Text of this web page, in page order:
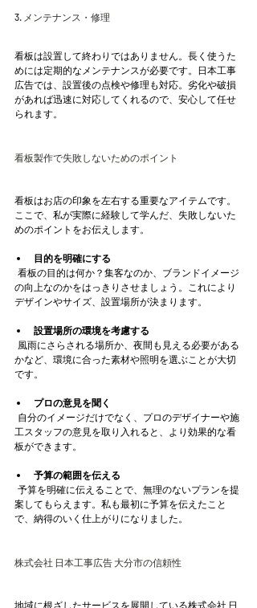
3. メンテナンス・修理
看板は設置して終わりではありません。長く使うた
めには定期的なメンテナンスが必要です。日本工事
広告では、設置後の点検や修理も対応。劣化や破損
があれば迅速に対応してくれるので、安心して任せ
られます。
看板製作で失敗しないためのポイント
看板はお店の印象を左右する重要なアイテムです。
ここで、私が実際に経験して学んだ、失敗しないた
めのポイントをお伝えします。
目的を明確にする
の向上なのかをはっきりさせましょう。これにより
デザインやサイズ、設置場所が決まります。
設置場所の環境を考慮する
かなど、環境に合った素材や照明を選ぶことが大切
です。
プロの意見を聞く
工スタッフの意見を取り入れると、より効果的な看
板ができます。
予算の範囲を伝える
案してもらえます。私も最初に予算を伝えたこと
で、納得のいく仕上がりになりました。
株式会社 日本工事広告 大分市の信頼性
地域に根ざしたサービスを展開している株式会社 日